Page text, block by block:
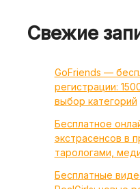
Свежие
GoFriends —
регистрации:
выбор категорий
Бесплатное
экстрасенсов в
тарологами,
Бесплатные